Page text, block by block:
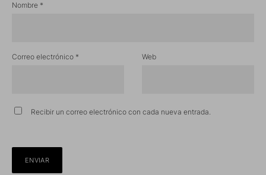
Nombre *
Correo electrónico * Web
Recibir un correo electrónico con cada nueva entrada.